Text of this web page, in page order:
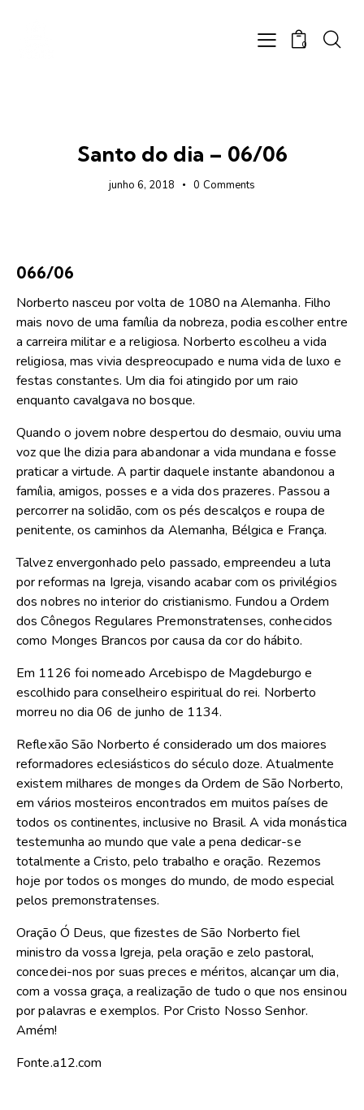
0
Santo do dia – 06/06
junho 6, 2018 0 Comments
066/06
Norberto nasceu por volta de 1080 na Alemanha. Filho
mais novo de uma família da nobreza, podia escolher entre
a carreira militar e a religiosa. Norberto escolheu a vida
religiosa, mas vivia despreocupado e numa vida de luxo e
festas constantes. Um dia foi atingido por um raio
enquanto cavalgava no bosque.
Quando o jovem nobre despertou do desmaio, ouviu uma
voz que lhe dizia para abandonar a vida mundana e fosse
praticar a virtude. A partir daquele instante abandonou a
família, amigos, posses e a vida dos prazeres. Passou a
percorrer na solidão, com os pés descalços e roupa de
penitente, os caminhos da Alemanha, Bélgica e França.
Talvez envergonhado pelo passado, empreendeu a luta
por reformas na Igreja, visando acabar com os privilégios
dos nobres no interior do cristianismo. Fundou a Ordem
dos Cônegos Regulares Premonstratenses, conhecidos
como Monges Brancos por causa da cor do hábito.
Em 1126 foi nomeado Arcebispo de Magdeburgo e
escolhido para conselheiro espiritual do rei. Norberto
morreu no dia 06 de junho de 1134.
Reflexão São Norberto é considerado um dos maiores
reformadores eclesiásticos do século doze. Atualmente
existem milhares de monges da Ordem de São Norberto,
em vários mosteiros encontrados em muitos países de
todos os continentes, inclusive no Brasil. A vida monástica
testemunha ao mundo que vale a pena dedicar-se
totalmente a Cristo, pelo trabalho e oração. Rezemos
hoje por todos os monges do mundo, de modo especial
pelos premonstratenses.
Oração Ó Deus, que fizestes de São Norberto fiel
ministro da vossa Igreja, pela oração e zelo pastoral,
concedei-nos por suas preces e méritos, alcançar um dia,
com a vossa graça, a realização de tudo o que nos ensinou
por palavras e exemplos. Por Cristo Nosso Senhor.
Amém!
Fonte.a12.com